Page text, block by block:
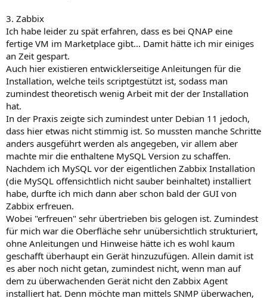
3. Zabbix
Ich habe leider zu spät erfahren, dass es bei QNAP eine
fertige VM im Marketplace gibt... Damit hätte ich mir einiges
an Zeit gespart.
Auch hier existieren entwicklerseitige Anleitungen für die
Installation, welche teils scriptgestützt ist, sodass man
zumindest theoretisch wenig Arbeit mit der der Installation
hat.
In der Praxis zeigte sich zumindest unter Debian 11 jedoch,
dass hier etwas nicht stimmig ist. So mussten manche Schritte
anders ausgeführt werden als angegeben, vir allem aber
machte mir die enthaltene MySQL Version zu schaffen.
Nachdem ich MySQL vor der eigentlichen Zabbix Installation
(die MySQL offensichtlich nicht sauber beinhaltet) installiert
habe, durfte ich mich dann aber schon bald der GUI von
Zabbix erfreuen.
Wobei "erfreuen" sehr übertrieben bis gelogen ist. Zumindest
für mich war die Oberfläche sehr unübersichtlich strukturiert,
ohne Anleitungen und Hinweise hätte ich es wohl kaum
geschafft überhaupt ein Gerät hinzuzufügen. Allein damit ist
es aber noch nicht getan, zumindest nicht, wenn man auf
dem zu überwachenden Gerät nicht den Zabbix Agent
installiert hat. Denn möchte man mittels SNMP überwachen,